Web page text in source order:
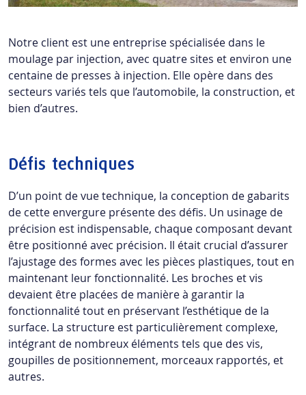
Notre client est une entreprise spécialisée dans le
moulage par injection, avec quatre sites et environ une
centaine de presses à injection. Elle opère dans des
secteurs variés tels que l’automobile, la construction, et
bien d’autres.
Défis techniques
D’un point de vue technique, la conception de gabarits
de cette envergure présente des défis. Un usinage de
précision est indispensable, chaque composant devant
être positionné avec précision. Il était crucial d’assurer
l’ajustage des formes avec les pièces plastiques, tout en
maintenant leur fonctionnalité. Les broches et vis
devaient être placées de manière à garantir la
fonctionnalité tout en préservant l’esthétique de la
surface. La structure est particulièrement complexe,
intégrant de nombreux éléments tels que des vis,
goupilles de positionnement, morceaux rapportés, et
autres.